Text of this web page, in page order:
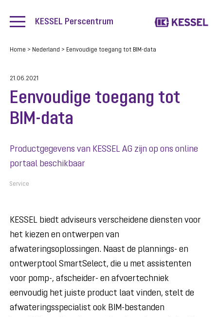
KESSEL Perscentrum
Home > Nederland > Eenvoudige toegang tot BIM-data
21.06.2021
Eenvoudige toegang tot
BIM-data
Productgegevens van KESSEL AG zijn op ons online
portaal beschikbaar
Service
KESSEL biedt adviseurs verscheidene diensten voor
het kiezen en ontwerpen van
afwateringsoplossingen. Naast de plannings- en
ontwerptool SmartSelect, die u met assistenten
voor pomp-, afscheider- en afvoertechniek
eenvoudig het juiste product laat vinden, stelt de
afwateringsspecialist ook BIM-bestanden